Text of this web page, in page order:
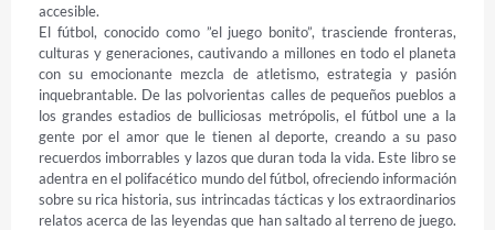
accesible.
El fútbol, conocido como ”el juego bonito”, trasciende fronteras,
culturas y generaciones, cautivando a millones en todo el planeta
con su emocionante mezcla de atletismo, estrategia y pasión
inquebrantable. De las polvorientas calles de pequeños pueblos a
los grandes estadios de bulliciosas metrópolis, el fútbol une a la
gente por el amor que le tienen al deporte, creando a su paso
recuerdos imborrables y lazos que duran toda la vida. Este libro se
adentra en el polifacético mundo del fútbol, ofreciendo información
sobre su rica historia, sus intrincadas tácticas y los extraordinarios
relatos acerca de las leyendas que han saltado al terreno de juego.